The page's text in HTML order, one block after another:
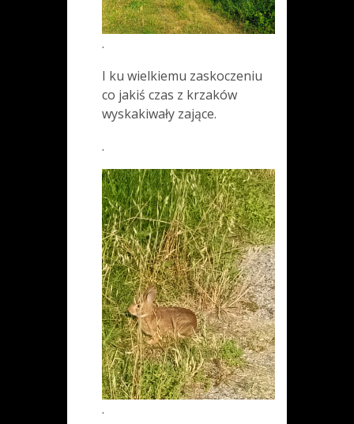
.
I ku wielkiemu zaskoczeniu
co jakiś czas z krzaków
wyskakiwały zające.
.
.